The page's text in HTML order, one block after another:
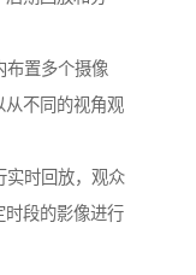
布置多个摄像
从不同的视角观
时回放，观众
时段的影像进行